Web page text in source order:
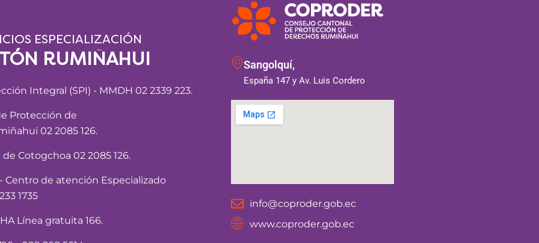
ESPECIALIZACIÓN
RUMIÑAHUI
Integral (SPI) - MMDH 02 2339 223.
Protección de
02 2085 126.
Cotogchoa 02 2085 126.
Centro de atención Especializado
1735
Línea gratuita 166.
Sangolquí,
España 147 y Av. Luis Cordero
info@coproder.gob.ec
www.coproder.gob.ec